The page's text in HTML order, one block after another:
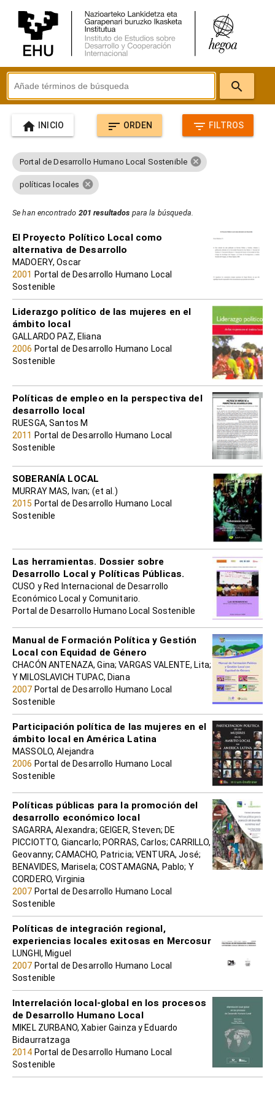
search
home INICIO sort ORDEN filter_list FILTROS
Portal de Desarrollo Humano Local Sostenible cancel
políticas locales cancel
Se han encontrado 201 resultados para la búsqueda.
El Proyecto Político Local como
alternativa de Desarrollo
MADOERY, Oscar
2001 Portal de Desarrollo Humano Local
Sostenible
Liderazgo político de las mujeres en el
ámbito local
GALLARDO PAZ, Eliana
2006 Portal de Desarrollo Humano Local
Sostenible
Políticas de empleo en la perspectiva del
desarrollo local
RUESGA, Santos M
2011 Portal de Desarrollo Humano Local
Sostenible
SOBERANÍA LOCAL
MURRAY MAS, Ivan; (et al.)
2015 Portal de Desarrollo Humano Local
Sostenible
Las herramientas. Dossier sobre
Desarrollo Local y Políticas Públicas.
CUSO y Red Internacional de Desarrollo
Económico Local y Comunitario.
Portal de Desarrollo Humano Local Sostenible
Manual de Formación Política y Gestión
Local con Equidad de Género
CHACÓN ANTENAZA, Gina; VARGAS VALENTE, Lita;
Y MILOSLAVICH TUPAC, Diana
2007 Portal de Desarrollo Humano Local
Sostenible
Participación política de las mujeres en el
ámbito local en América Latina
MASSOLO, Alejandra
2006 Portal de Desarrollo Humano Local
Sostenible
Políticas públicas para la promoción del
desarrollo económico local
SAGARRA, Alexandra; GEIGER, Steven; DE
PICCIOTTO, Giancarlo; PORRAS, Carlos; CARRILLO,
Geovanny; CAMACHO, Patricia; VENTURA, José;
BENAVIDES, Marisela; COSTAMAGNA, Pablo; Y
CORDERO, Virginia
2007 Portal de Desarrollo Humano Local
Sostenible
Políticas de integración regional,
experiencias locales exitosas en Mercosur
LUNGHI, Miguel
2007 Portal de Desarrollo Humano Local
Sostenible
Interrelación local-global en los procesos
de Desarrollo Humano Local
MIKEL ZURBANO, Xabier Gainza y Eduardo
Bidaurratzaga
2014 Portal de Desarrollo Humano Local
Sostenible